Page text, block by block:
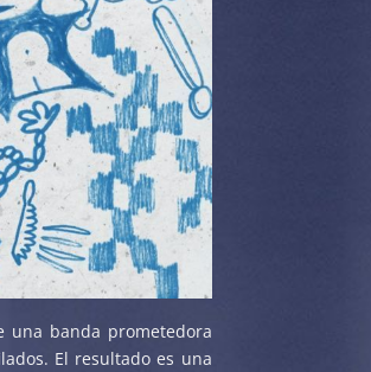
una banda prometedora
El resultado es una